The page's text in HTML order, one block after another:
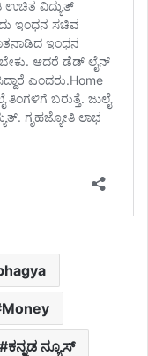
Money
ಕನ್ನಡ ನ್ಯೂಸ್